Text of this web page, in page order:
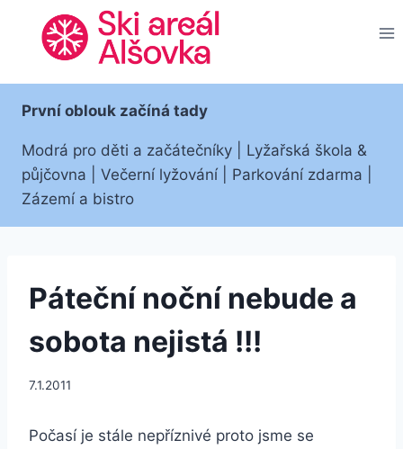
Přeskočit
První oblouk začíná tady
Modrá pro děti a začátečníky | Lyžařská škola &
půjčovna | Večerní lyžování | Parkování zdarma |
Zázemí a bistro
Páteční noční nebude a
sobota nejistá !!!
7.1.2011
Počasí je stále nepříznivé proto jsme se